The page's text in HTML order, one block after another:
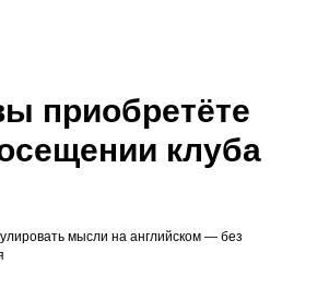
приобретёте
клуба
мысли на английском — без